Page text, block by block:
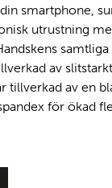
smartphone,
utrustning
av
tillverkad av en
för ökad